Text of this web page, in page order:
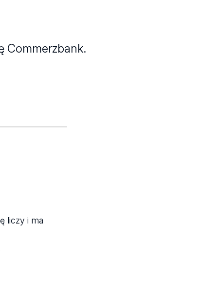
Commerzbank.
liczy i ma